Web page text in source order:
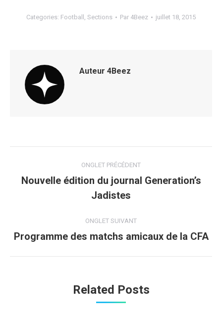
Categories: Football , Sections Par 4Beez juillet 18, 2015
Auteur 4Beez
de
commentaire
ONGLET PRÉCÉDENT
Onglet
précédent
Nouvelle édition du journal Generation’s
Jadistes
ONGLET SUIVANT
Onglet
Programme des matchs amicaux de la CFA
Related Posts